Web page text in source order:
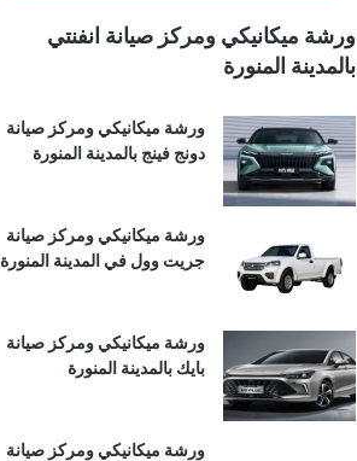
ورشة ميكانيكي ومركز صيانة انفنتي
بالمدينة المنورة
ورشة ميكانيكي ومركز صيانة
دونج فينج بالمدينة المنورة
ورشة ميكانيكي ومركز صيانة
جريت وول في المدينة المنورة
ورشة ميكانيكي ومركز صيانة
بايك بالمدينة المنورة
ورشة ميكانيكي ومركز صيانة